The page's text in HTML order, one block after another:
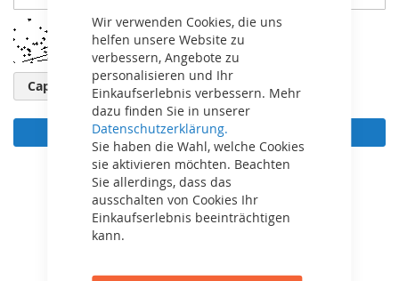
Wir verwenden Cookies, die uns
helfen unsere Website zu
verbessern, Angebote zu
personalisieren und Ihr
Einkaufserlebnis verbessern. Mehr
dazu finden Sie in unserer
Datenschutzerklärung.
Sie haben die Wahl, welche Cookies
sie aktivieren möchten. Beachten
Sie allerdings, dass das
ausschalten von Cookies Ihr
Einkaufserlebnis beeinträchtigen
kann.
Captcha neu laden
Anmelden
Passwort vergessen?